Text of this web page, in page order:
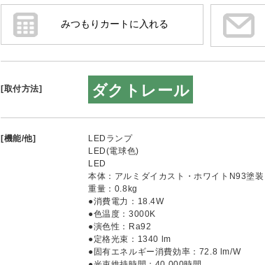
[取付方法] ダクトレール
[機能/他]
LEDランプ
LED(電球色)
LED
本体：アルミダイカスト・ホワイトN93塗装
重量：0.8kg
●消費電力：18.4W
●色温度：3000K
●演色性：Ra92
●定格光束：1340 lm
●固有エネルギー消費効率：72.8 lm/W